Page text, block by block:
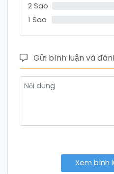
2 Sao
1 Sao
Gửi bình luận và
Xem bình